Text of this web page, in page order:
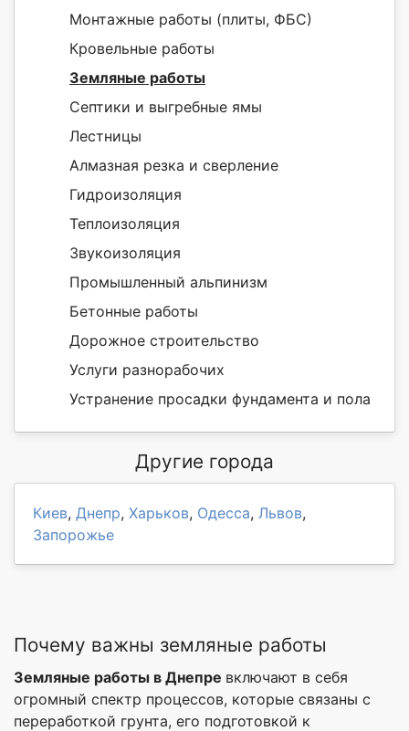
Монтажные работы (плиты, ФБС)
Кровельные работы
Земляные работы
Септики и выгребные ямы
Лестницы
Алмазная резка и сверление
Гидроизоляция
Теплоизоляция
Звукоизоляция
Промышленный альпинизм
Бетонные работы
Дорожное строительство
Услуги разнорабочих
Устранение просадки фундамента и пола
Другие города
Киев, Днепр, Харьков, Одесса, Львов,
Запорожье
Почему важны земляные работы
Земляные работы в Днепре включают в себя
огромный спектр процессов, которые связаны с
переработкой грунта, его подготовкой к